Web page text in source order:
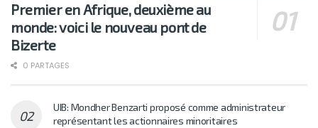
Premier en Afrique, deuxième au
monde: voici le nouveau pont de
Bizerte
0 PARTAGES
UIB: Mondher Benzarti proposé comme administrateur
représentant les actionnaires minoritaires